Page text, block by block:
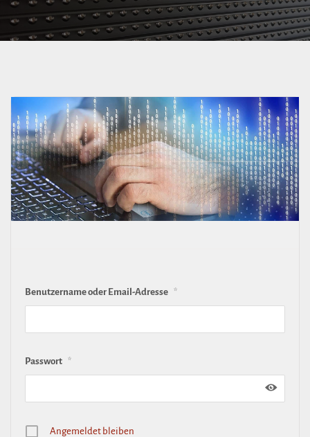
Benut­zer­name oder Email-​Adresse *
Passwort *
Ange­meldet bleiben